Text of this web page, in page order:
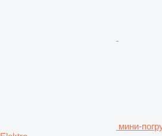
мини-